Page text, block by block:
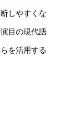
しやすくな
目の現代語
を活用する